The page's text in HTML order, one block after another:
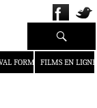
FORMAT COURT
FILMS EN LIGNE
Recherche